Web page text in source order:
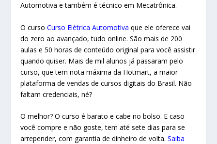
Automotiva e também é técnico em Mecatrônica.
O curso Curso Elétrica Automotiva que ele oferece vai
do zero ao avançado, tudo online. São mais de 200
aulas e 50 horas de conteúdo original para você assistir
quando quiser. Mais de mil alunos já passaram pelo
curso, que tem nota máxima da Hotmart, a maior
plataforma de vendas de cursos digitais do Brasil. Não
faltam credenciais, né?
O melhor? O curso é barato e cabe no bolso. E caso
você compre e não goste, tem até sete dias para se
arrepender, com garantia de dinheiro de volta. Saiba